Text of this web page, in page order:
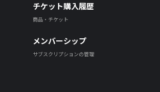
チケット購入履歴
商品・チケット
メンバーシップ
サブスクリプションの管理